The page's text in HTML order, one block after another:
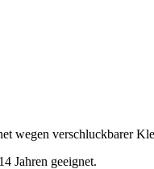
wegen verschluckbarer
Jahren geeignet.